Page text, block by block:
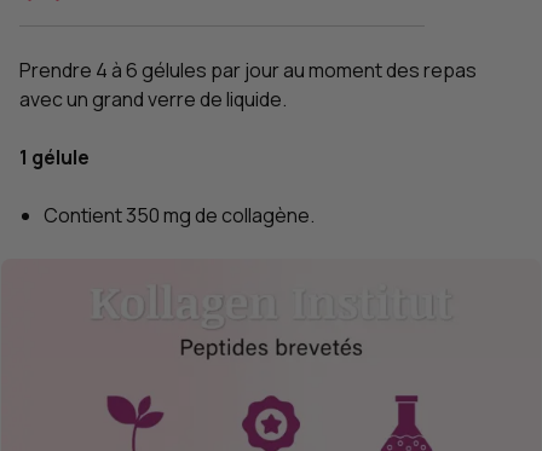
Prendre 4 à 6 gélules par jour au moment des repas
avec un grand verre de liquide.
1 gélule
Contient 350 mg de collagène.